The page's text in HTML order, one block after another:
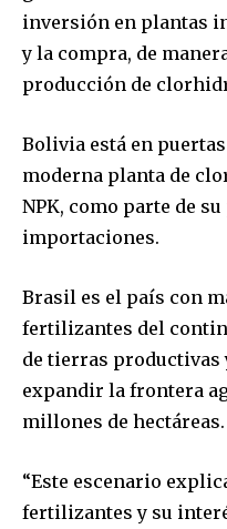
inversión en plantas
y la compra, de
producción de
Bolivia está en
moderna planta de
NPK, como parte de
importaciones.
Brasil es el país con
fertilizantes del
de tierras productivas
expandir la frontera
millones de hectáreas.
“Este escenario
fertilizantes y su